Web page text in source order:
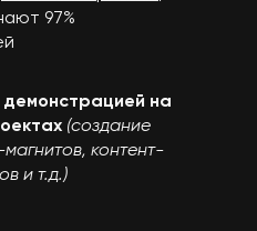
97%
демонстрацией на
(создание
контент-
и т.д.)